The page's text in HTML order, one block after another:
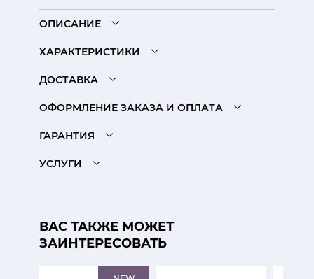
ОПИСАНИЕ
ХАРАКТЕРИСТИКИ
ДОСТАВКА
ОФОРМЛЕНИЕ ЗАКАЗА И ОПЛАТА
ГАРАНТИЯ
УСЛУГИ
ВАС ТАКЖЕ МОЖЕТ
ЗАИНТЕРЕСОВАТЬ